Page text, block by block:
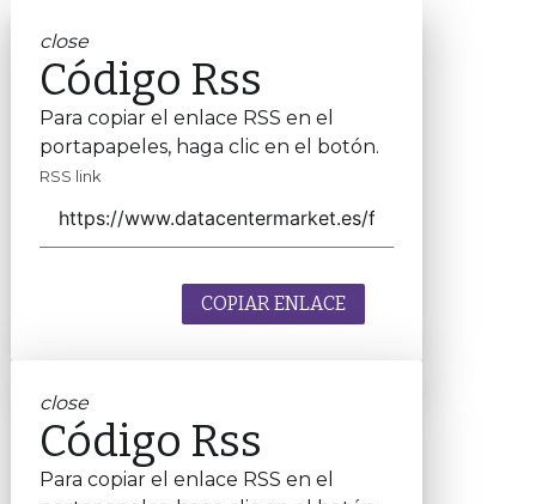
close
Código Rss
Para copiar el enlace RSS en el
portapapeles, haga clic en el botón.
RSS link
COPIAR ENLACE
close
Código Rss
Para copiar el enlace RSS en el